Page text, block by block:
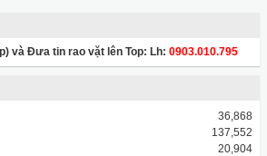
và Đưa tin rao vặt lên Top: Lh: 0903.010.795
36,868
137,552
20,904